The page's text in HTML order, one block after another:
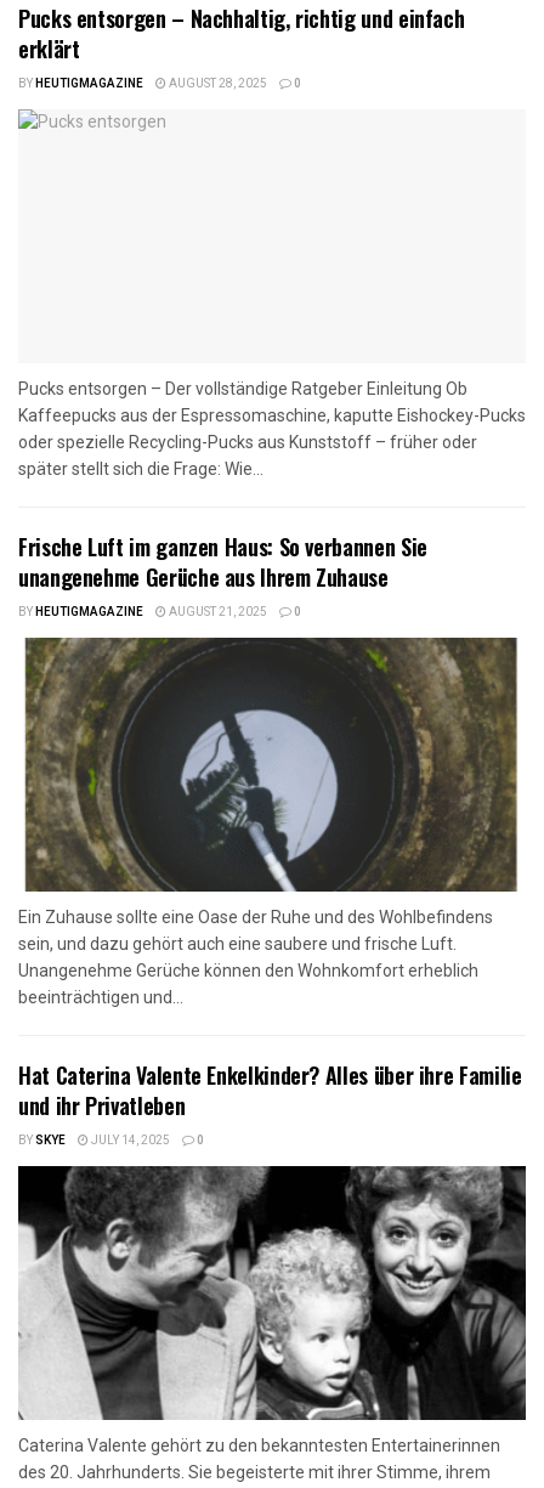
Pucks entsorgen – Nachhaltig, richtig und einfach
erklärt
BYHEUTIGMAGAZINE AUGUST 28, 2025 0
Pucks entsorgen – Der vollständige Ratgeber Einleitung Ob
Kaffeepucks aus der Espressomaschine, kaputte Eishockey-Pucks
oder spezielle Recycling-Pucks aus Kunststoff – früher oder
später stellt sich die Frage: Wie...
Frische Luft im ganzen Haus: So verbannen Sie
unangenehme Gerüche aus Ihrem Zuhause
BYHEUTIGMAGAZINE AUGUST 21, 2025 0
Ein Zuhause sollte eine Oase der Ruhe und des Wohlbefindens
sein, und dazu gehört auch eine saubere und frische Luft.
Unangenehme Gerüche können den Wohnkomfort erheblich
beeinträchtigen und...
Hat Caterina Valente Enkelkinder? Alles über ihre Familie
und ihr Privatleben
BYSKYE JULY 14, 2025 0
Caterina Valente gehört zu den bekanntesten Entertainerinnen
des 20. Jahrhunderts. Sie begeisterte mit ihrer Stimme, ihrem